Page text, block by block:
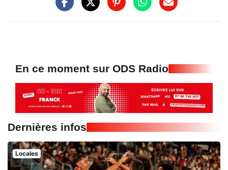
En ce moment sur ODS Radio
Dernières infos
Locales